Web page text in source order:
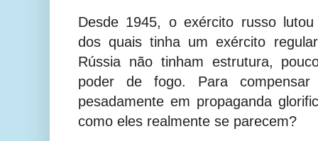
Desde 1945, o exército russo
dos quais tinha um exército
Rússia não tinham estrutura,
poder de fogo. Para
pesadamente em propaganda
como eles realmente se parecem?